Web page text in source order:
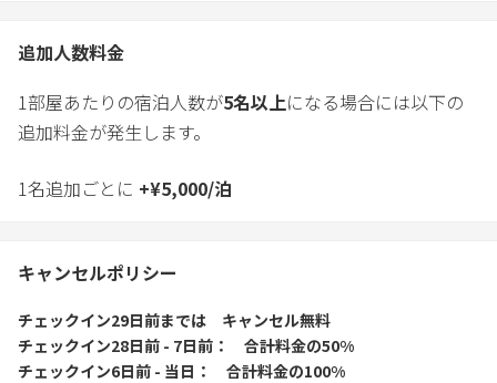
追加人数料金
1部屋あたりの宿泊人数が5名以上になる場合には以下の
追加料金が発生します。
1名追加ごとに +¥5,000/泊
キャンセルポリシー
チェックイン29日前までは
キャンセル無料
チェックイン28日前 - 7日前
合計料金の50%
チェックイン6日前 - 当日
合計料金の100%